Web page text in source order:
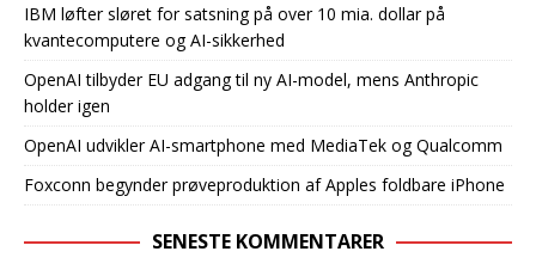
IBM løfter sløret for satsning på over 10 mia. dollar på
kvantecomputere og AI-sikkerhed
OpenAI tilbyder EU adgang til ny AI-model, mens Anthropic
holder igen
OpenAI udvikler AI-smartphone med MediaTek og Qualcomm
Foxconn begynder prøveproduktion af Apples foldbare iPhone
SENESTE KOMMENTARER